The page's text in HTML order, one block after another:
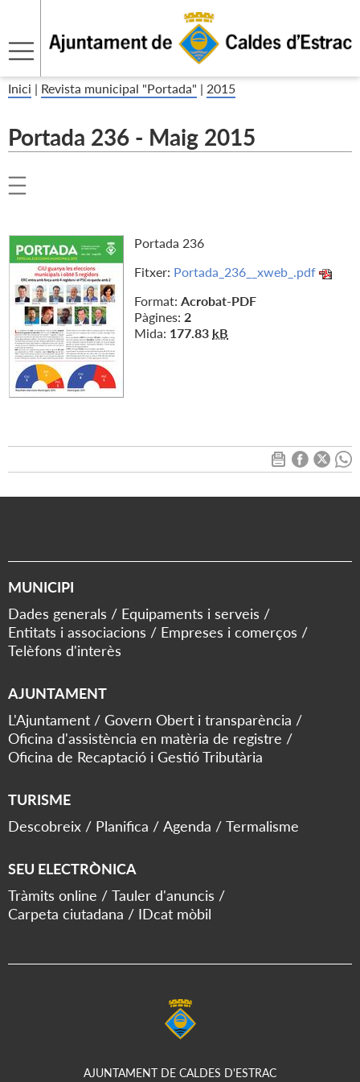
Inici | Revista municipal "Portada" | 2015
Portada 236 - Maig 2015
Portada 236
Fitxer: Portada_236__xweb_.pdf
Format: Acrobat-PDF
Pàgines: 2
Mida: 177.83 kB
MUNICIPI
Dades generals
Equipaments i serveis
Entitats i associacions
Empreses i comerços
Telèfons d'interès
AJUNTAMENT
L'Ajuntament
Govern Obert i transparència
Oficina d'assistència en matèria de registre
Oficina de Recaptació i Gestió Tributària
TURISME
Descobreix
Planifica Agenda Termalisme
SEU ELECTRÒNICA
Tràmits online
Tauler d'anuncis
Carpeta ciutadana
IDcat mòbil
AJUNTAMENT DE CALDES D'ESTRAC